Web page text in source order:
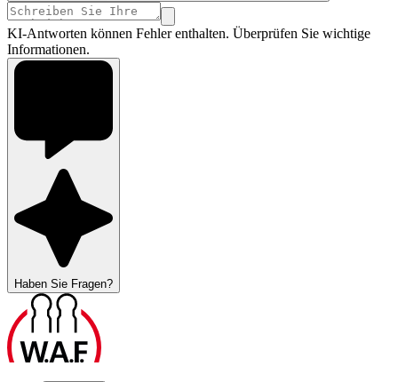
KI-Antworten können Fehler enthalten. Überprüfen Sie wichtige
Informationen.
Haben Sie Fragen?